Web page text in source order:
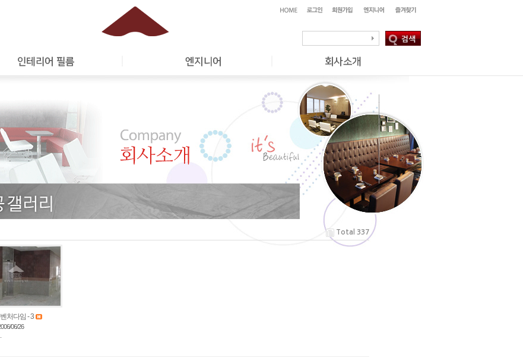
Total 337
처다임 - 3
06/26